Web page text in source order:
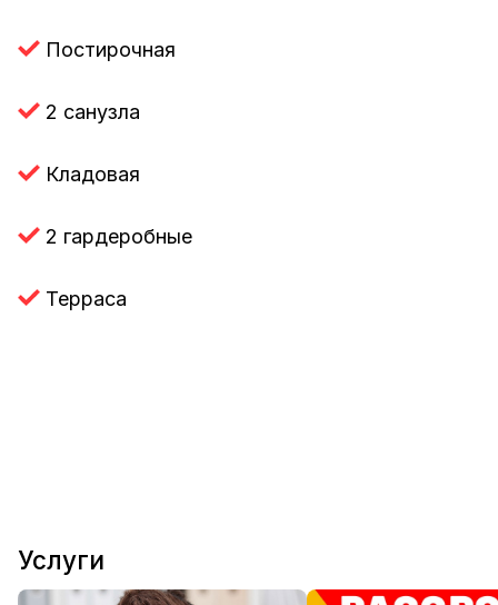
Постирочная
2 санузла
Кладовая
2 гардеробные
Терраса
Услуги